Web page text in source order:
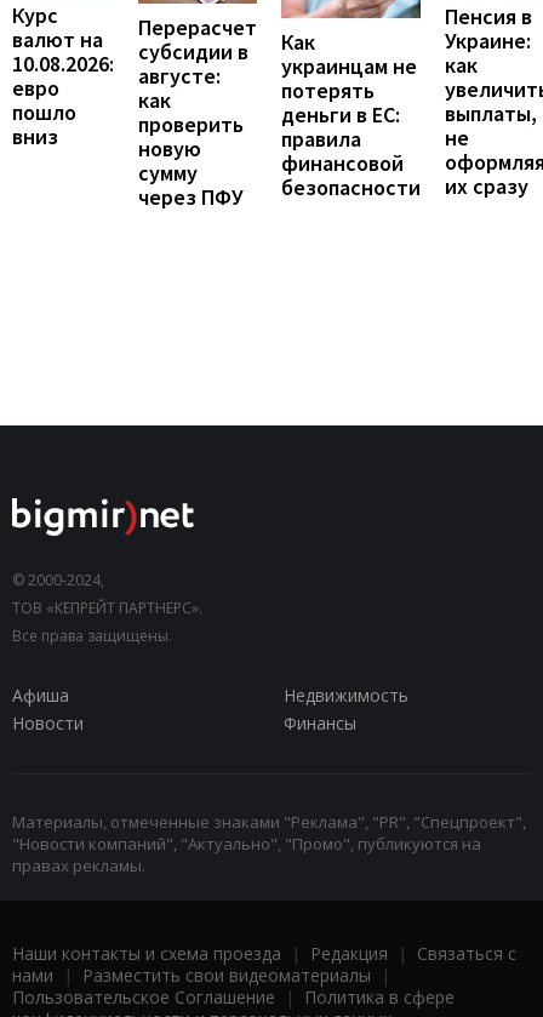
Курс
валют на
10.08.2026:
евро
пошло
вниз
Перерасчет
субсидии в
августе:
как
проверить
новую
сумму
через ПФУ
Как
украинцам не
потерять
деньги в ЕС:
правила
финансовой
безопасности
Пенсия в
Украине:
как
выплаты,
не
их сразу
© 2000-2024,
ТОВ «КЕПРЕЙТ ПАРТНЕРС».
Все права защищены.
Афиша
Недвижимость
Новости
Финансы
Материалы, отмеченные знаками "Реклама", "PR", "Спецпроект",
"Новости компаний", "Актуально", "Промо", публикуются на
правах рекламы.
Наши контакты и схема проезда | Редакция | Связаться с
нами | Разместить свои видеоматериалы |
Пользовательское Соглашение |
Политика в сфере